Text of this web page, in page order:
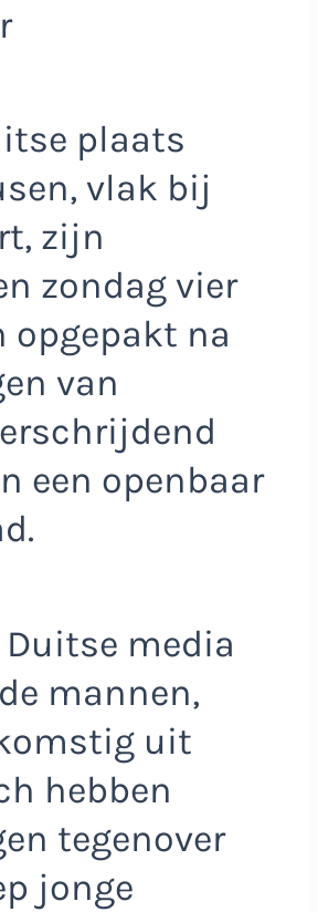
plaats
vlak bij
zijn
zondag vier
opgepakt na
van
een openbaar
media
mannen,
uit
hebben
tegenover
jonge